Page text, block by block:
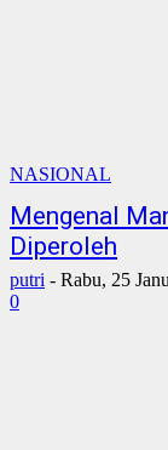
NASIONAL
Mengenal
Diperoleh
putri - Rabu, 25
0